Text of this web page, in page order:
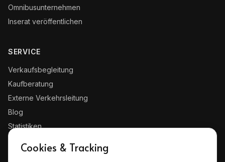
Omnibusunternehmen
Inserat veröffentlichen
SERVICE
Verkaufsbegleitung
Kaufberatung
Externe Verkehrsleitung
Blog
Statistiken
Cookies & Tracking